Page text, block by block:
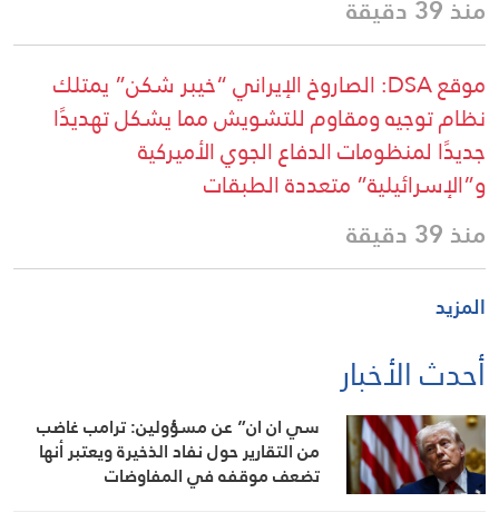
منذ 39 دقيقة
موقع DSA: الصاروخ الإيراني “خيبر شكن” يمتلك
نظام توجيه ومقاوم للتشويش مما يشكل تهديدًا
جديدًا لمنظومات الدفاع الجوي الأميركية
و”الإسرائيلية” متعددة الطبقات
منذ 39 دقيقة
المزيد
أحدث الأخبار
سي ان ان” عن مسؤولين: ترامب غاضب
من التقارير حول نفاد الذخيرة ويعتبر أنها
تضعف موقفه في المفاوضات